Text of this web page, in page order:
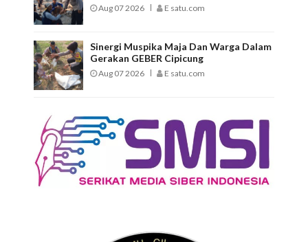
Aug 07 2026 E satu.com
Sinergi Muspika Maja Dan Warga Dalam
Gerakan GEBER Cipicung
Aug 07 2026 E satu.com